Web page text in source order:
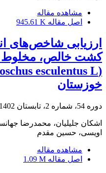
مشاهده مقاله
اصل مقاله 945.61 K
ارزیابی شاخص‌های
کشت خالص، مخلوط
خوزستان
دوره 54، شماره 2، تابستان 1402، صفحه
اشکان جلیلیان، محمدرضا
اویسی، حسین مقدم
مشاهده مقاله
اصل مقاله 1.09 M